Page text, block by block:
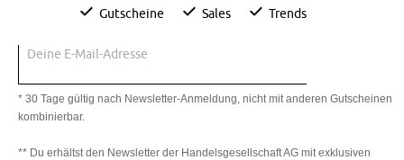
Gutscheine Sales Trends
Deine E-Mail-Adresse
* 30 Tage gültig nach Newsletter-Anmeldung, nicht mit anderen Gutscheinen
kombinierbar.
** Du erhältst den Newsletter der Handelsgesellschaft AG mit exklusiven